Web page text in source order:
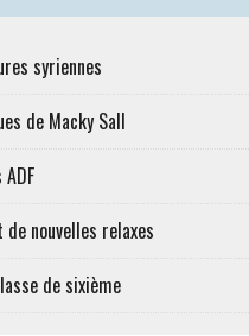
syriennes
de Macky Sall
nouvelles relaxes
de sixième